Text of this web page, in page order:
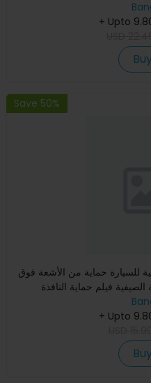
+ Upto
Save 50%
للسيارة حماية من الأشعة فوق
الصيفية فيلم حماية النافذة
+ Upto